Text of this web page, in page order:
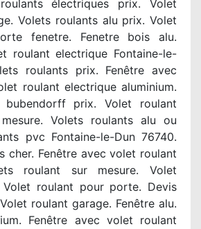
électriques prix. Volet
Volets roulants alu prix. Volet
fenetre. Fenetre bois alu.
roulant electrique Fontaine-le-
roulants prix. Fenêtre avec
roulant electrique aluminium.
bubendorff prix. Volet roulant
Volets roulants alu ou
pvc Fontaine-le-Dun 76740.
cher. Fenêtre avec volet roulant
roulant sur mesure. Volet
Volet roulant pour porte. Devis
roulant garage. Fenêtre alu.
Fenêtre avec volet roulant